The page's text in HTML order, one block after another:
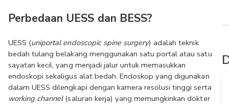
Perbedaan UESS dan BESS?
UESS (uniportal endoscopic spine surgery) adalah teknik
bedah tulang belakang menggunakan satu portal atau satu
sayatan kecil, yang menjadi jalur untuk memasukkan
endoskopi sekaligus alat bedah. Endoskop yang digunakan
working channel (saluran kerja) yang memungkinkan dokter